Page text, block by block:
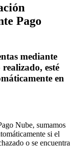
Pago
mediante
esté
en
Nube, sumamos
si el
o se encuentra